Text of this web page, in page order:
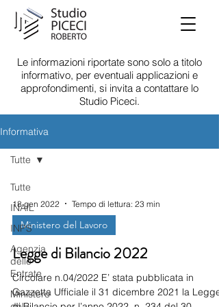
Le informazioni riportate sono solo a titolo
informativo, per eventuali applicazioni e
approfondimenti, si invita a contattare lo
Studio Piceci.
Informativa
Tutte
INAIL
INPS
Agenzia
delle
Entrate
Ministero
Tutte
18 gen 2022 Tempo di lettura: 23 min
Ministero del Lavoro
Legge di Bilancio 2022
Circolare n.04/2022 E’ stata pubblicata in
Gazzetta Ufficiale il 31 dicembre 2021 la Legge